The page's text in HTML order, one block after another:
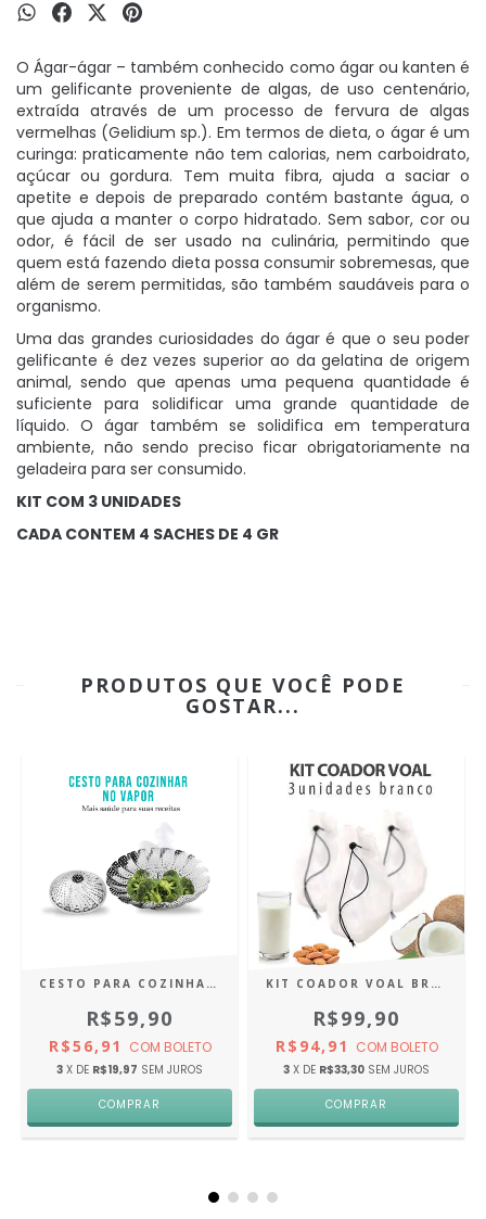
O Ágar-ágar – também conhecido como ágar ou kanten é
um gelificante proveniente de algas, de uso centenário,
extraída através de um processo de fervura de algas
vermelhas (Gelidium sp.). Em termos de dieta, o ágar é um
curinga: praticamente não tem calorias, nem carboidrato,
açúcar ou gordura. Tem muita fibra, ajuda a saciar o
apetite e depois de preparado contém bastante água, o
que ajuda a manter o corpo hidratado. Sem sabor, cor ou
odor, é fácil de ser usado na culinária, permitindo que
quem está fazendo dieta possa consumir sobremesas, que
além de serem permitidas, são também saudáveis para o
organismo.
Uma das grandes curiosidades do ágar é que o seu poder
gelificante é dez vezes superior ao da gelatina de origem
animal, sendo que apenas uma pequena quantidade é
suficiente para solidificar uma grande quantidade de
líquido. O ágar também se solidifica em temperatura
ambiente, não sendo preciso ficar obrigatoriamente na
geladeira para ser consumido.
KIT COM 3 UNIDADES
CADA CONTEM 4 SACHES DE 4 GR
PRODUTOS QUE VOCÊ PODE
GOSTAR...
CESTO PARA COZINHAR NO VAPOR AÇO INOX
R$59,90
R$56,91 COM BOLETO
3 X DE R$19,97 SEM JUROS
KIT COADOR VOAL BRANCO PARA LEITES VEGETAIS (PANELA FURADA) 3 UNIDADES
R$99,90
R$94,91 COM BOLETO
3 X DE R$33,30 SEM JUROS